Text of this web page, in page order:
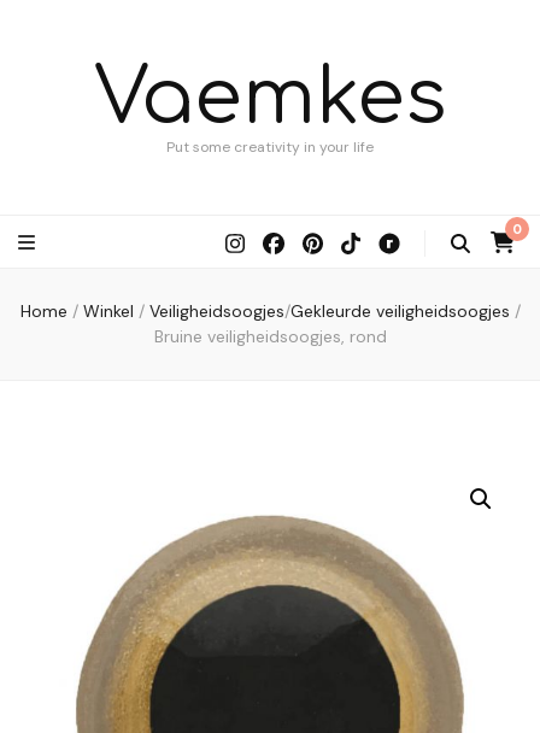
Vaemkes
Put some creativity in your life
0
Home / Winkel / Veiligheidsoogjes/Gekleurde veiligheidsoogjes /
Bruine veiligheidsoogjes, rond